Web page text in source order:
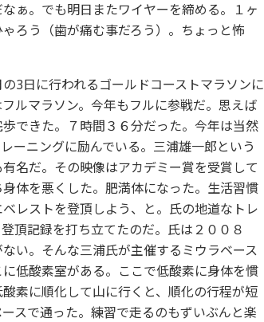
ぁ。でも明日またワイヤーを締める。１ヶ
ろう（歯が痛む事だろう）。ちょっと怖
3日に行われるゴールドコーストマラソンに
ルマラソン。今年もフルに参戦だ。思えば
できた。７時間３６分だった。今年は当然
ーニングに励んでいる。三浦雄一郎という
名だ。その映像はアカデミー賞を受賞して
体を悪くした。肥満体になった。生活習慣
レストを登頂しよう、と。氏の地道なトレ
頂記録を打ち立てたのだ。氏は２００８
い。そんな三浦氏が主催するミウラベース
低酸素室がある。ここで低酸素に身体を慣
素に順化して山に行くと、順化の行程が短
スで通った。練習で走るのもずいぶんと楽